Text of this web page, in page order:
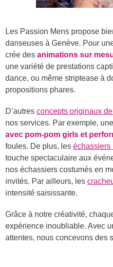
Les Passion Mens propose
danseuses à Genève. Pour
crée desanimations sur
une variété de prestations
dance, ou même striptease à
propositions phares.
D’autresconcepts originaux
nos services. Par exemple,
avec pom-pom girls et
foules. De plus, leséchassiers
touche spectaculaire aux
nos échassiers costumés en
invités. Par ailleurs, les
intensité saisissante.
Grâce à notre créativité,
expérience inoubliable. Avec
attentes, nous concevons des